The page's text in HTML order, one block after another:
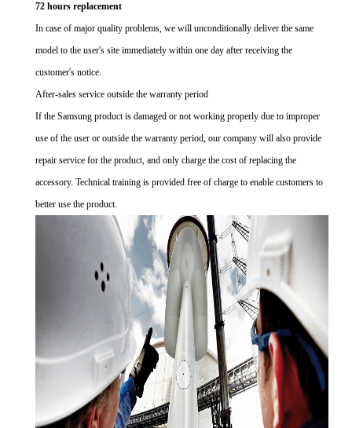
72 hours replacement
In case of major quality problems, we will unconditionally deliver the same
model to the user's site immediately within one day after receiving the
customer's notice.
After-sales service outside the warranty period
If the Samsung product is damaged or not working properly due to improper
use of the user or outside the warranty period, our company will also provide
repair service for the product, and only charge the cost of replacing the
accessory. Technical training is provided free of charge to enable customers to
better use the product.